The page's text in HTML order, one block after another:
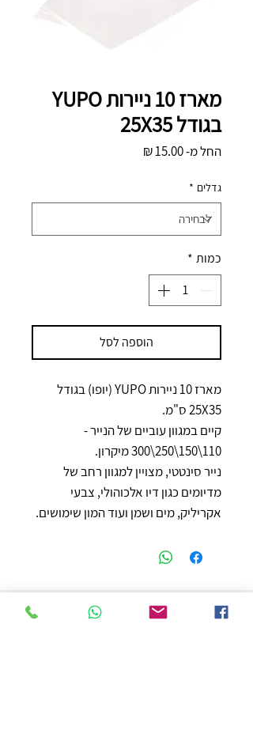
מארז 10 ניירות YUPO
בגודל 25X35
החל מ-15.00 ₪
גדלים *
כמות *
הוספה לסל
מארז 10 ניירות YUPO (יופו) בגודל
25X35 ס"מ.
קיים במגוון עוביים של הנייר -
110\150\250\300 מיקרון.
נייר סינטטי, מצויין למגוון רחב של
מדיומים כגון דיו אלכוהולי, צבעי
אקריליק, מים ושמן ועוד המון שימושים.